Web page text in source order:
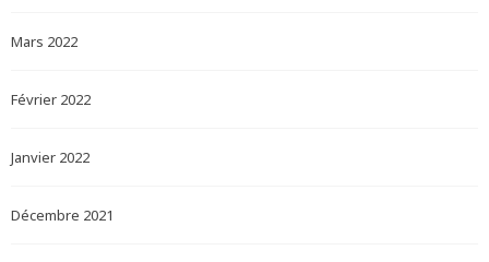
Mars 2022
Février 2022
Janvier 2022
Décembre 2021